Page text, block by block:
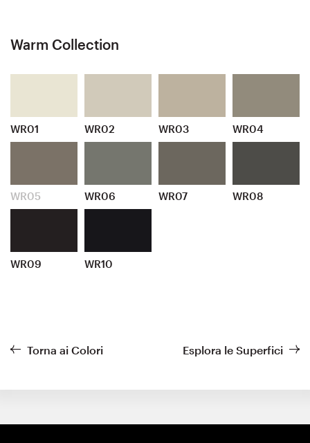
Warm Collection
WR01 WR02 WR03 WR04
WR05 WR06 WR07 WR08
WR09 WR10
Torna ai Colori Esplora le Superfici